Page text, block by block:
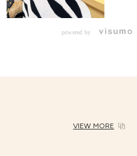
powered by
VIEW MORE